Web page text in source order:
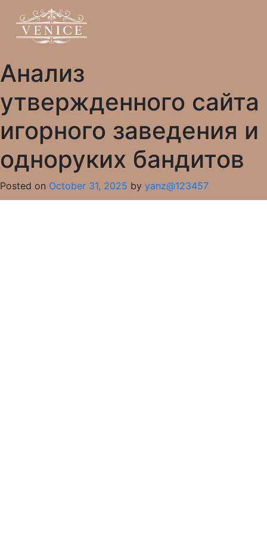
Анализ
утвержденного сайта
игорного заведения и
одноруких бандитов
Posted on October 31, 2025 by yanz@123457